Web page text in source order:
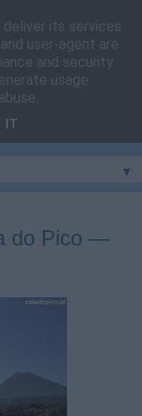
com a ilha
▼
do Pico —
its services
user-agent are
and security
usage
IT